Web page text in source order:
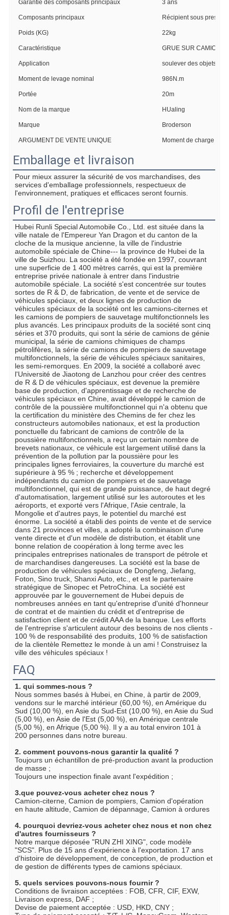
Garantie des composants principaux 3 ans
Composants principaux Récipient sous
Poids (KG) 22kg
Caractéristique GRUE SUR CAMION
Application soulever des objets
Moment de levage nominal 986N.m
Portée 20m
Nom de la marque HUaling
Marque Broderson
ARGUMENT DE VENTE UNIQUE Moment de charge
Emballage et livraison
Pour mieux assurer la sécurité de vos marchandises, des
services d'emballage professionnels, respectueux de
l'environnement, pratiques et efficaces seront fournis.
Profil de l'entreprise
Hubei Runli Special Automobile Co., Ltd. est située dans la
ville natale de l'Empereur Yan Dragon et du canton de la
cloche de la musique ancienne, la ville de l'industrie
automobile spéciale de Chine--- la province de Hubei de la
ville de Suizhou. La société a été fondée en 1997, couvrant
une superficie de 1 400 mètres carrés, qui est la première
entreprise privée nationale à entrer dans l'industrie
automobile spéciale. La société s'est concentrée sur toutes
sortes de R & D, de fabrication, de vente et de service de
véhicules spéciaux, et deux lignes de production de
véhicules spéciaux de la société ont les camions-citernes et
les camions de pompiers de sauvetage multifonctionnels les
plus avancés. Les principaux produits de la société sont cinq
séries et 370 produits, qui sont la série de camions de génie
municipal, la série de camions chimiques de champs
pétrolifères, la série de camions de pompiers de sauvetage
multifonctionnels, la série de véhicules spéciaux sanitaires,
les semi-remorques. En 2009, la société a collaboré avec
l'Université de Jiaotong de Lanzhou pour créer des centres
de R & D de véhicules spéciaux, est devenue la première
base de production, d'apprentissage et de recherche de
véhicules spéciaux en Chine, avait développé le camion de
contrôle de la poussière multifonctionnel qui n'a obtenu que
la certification du ministère des Chemins de fer chez les
constructeurs automobiles nationaux, et est la production
ponctuelle du fabricant de camions de contrôle de la
poussière multifonctionnels, a reçu un certain nombre de
brevets nationaux, ce véhicule est largement utilisé dans la
prévention de la pollution par la poussière pour les
principales lignes ferroviaires, la couverture du marché est
supérieure à 95 % ; recherche et développement
indépendants du camion de pompiers et de sauvetage
multifonctionnel, qui est de grande puissance, de haut degré
d'automatisation, largement utilisé sur les autoroutes et les
aéroports, et exporté vers l'Afrique, l'Asie centrale, la
Mongolie et d'autres pays, le potentiel du marché est
énorme. La société a établi des points de vente et de service
dans 21 provinces et villes, a adopté la combinaison d'une
vente directe et d'un modèle de distribution, et établit une
bonne relation de coopération à long terme avec les
principales entreprises nationales de transport de pétrole et
de marchandises dangereuses. La société est la base de
production de véhicules spéciaux de Dongfeng, Jiefang,
Foton, Sino truck, Shanxi Auto, etc., et est le partenaire
stratégique de Sinopec et PetroChina. La société est
approuvée par le gouvernement de Hubei depuis de
nombreuses années en tant qu'entreprise d'unité d'honneur
de contrat et de maintien du crédit et d'entreprise de
satisfaction client et de crédit AAA de la banque. Les efforts
de l'entreprise s'articulent autour des besoins de nos clients -
100 % de responsabilité des produits, 100 % de satisfaction
de la clientèle Remettez le monde à un ami ! Construisez la
ville des véhicules spéciaux !
FAQ
1. qui sommes-nous ?
Nous sommes basés à Hubei, en Chine, à partir de 2009,
vendons sur le marché intérieur (60,00 %), en Amérique du
Sud (10,00 %), en Asie du Sud-Est (10,00 %), en Asie du Sud
(5,00 %), en Asie de l'Est (5,00 %), en Amérique centrale
(5,00 %), en Afrique (5,00 %). Il y a au total environ 101 à
200 personnes dans notre bureau.
2. comment pouvons-nous garantir la qualité ?
Toujours un échantillon de pré-production avant la production
de masse ;
Toujours une inspection finale avant l'expédition ;
3.que pouvez-vous acheter chez nous ?
Camion-citerne, Camion de pompiers, Camion d'opération
en haute altitude, Camion de dépannage, Camion à ordures
4. pourquoi devriez-vous acheter chez nous et non chez
d'autres fournisseurs ?
Notre marque déposée "RUN ZHI XING", code modèle
"SCS". Plus de 15 ans d'expérience à l'exportation. 17 ans
d'histoire de développement, de conception, de production et
de gestion de différents types de camions spéciaux.
5. quels services pouvons-nous fournir ?
Conditions de livraison acceptées : FOB, CFR, CIF, EXW,
Livraison express, DAF ;
Devise de paiement acceptée : USD, HKD, CNY ;